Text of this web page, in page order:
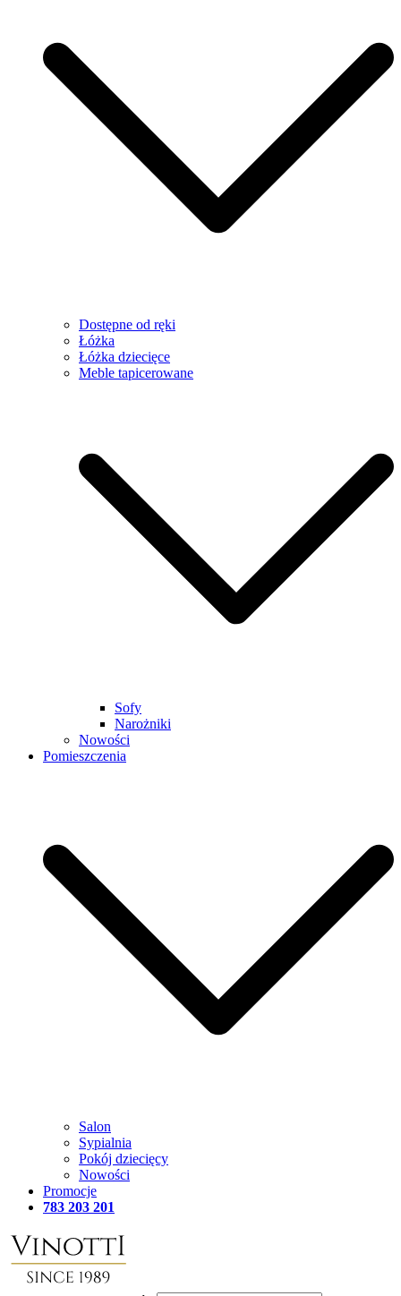
Dostępne od ręki
Łóżka
Łóżka dziecięce
Meble tapicerowane
Sofy
Narożniki
Nowości
Pomieszczenia
Salon
Sypialnia
Pokój dziecięcy
Nowości
Promocje
783 203 201